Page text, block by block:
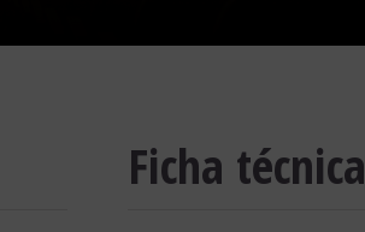
Ficha técnica